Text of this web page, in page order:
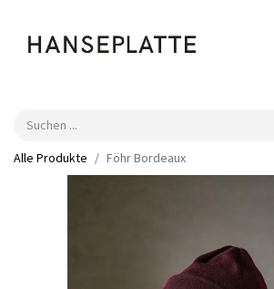
Alle Produkte Föhr Bordeaux